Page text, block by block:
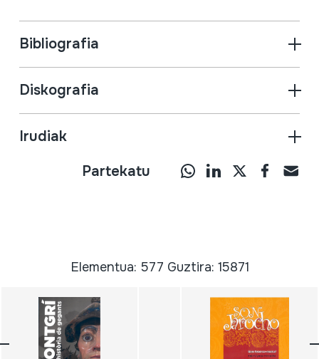
Bibliografia
Diskografia
Irudiak
Partekatu
Elementua: 577 Guztira: 15871